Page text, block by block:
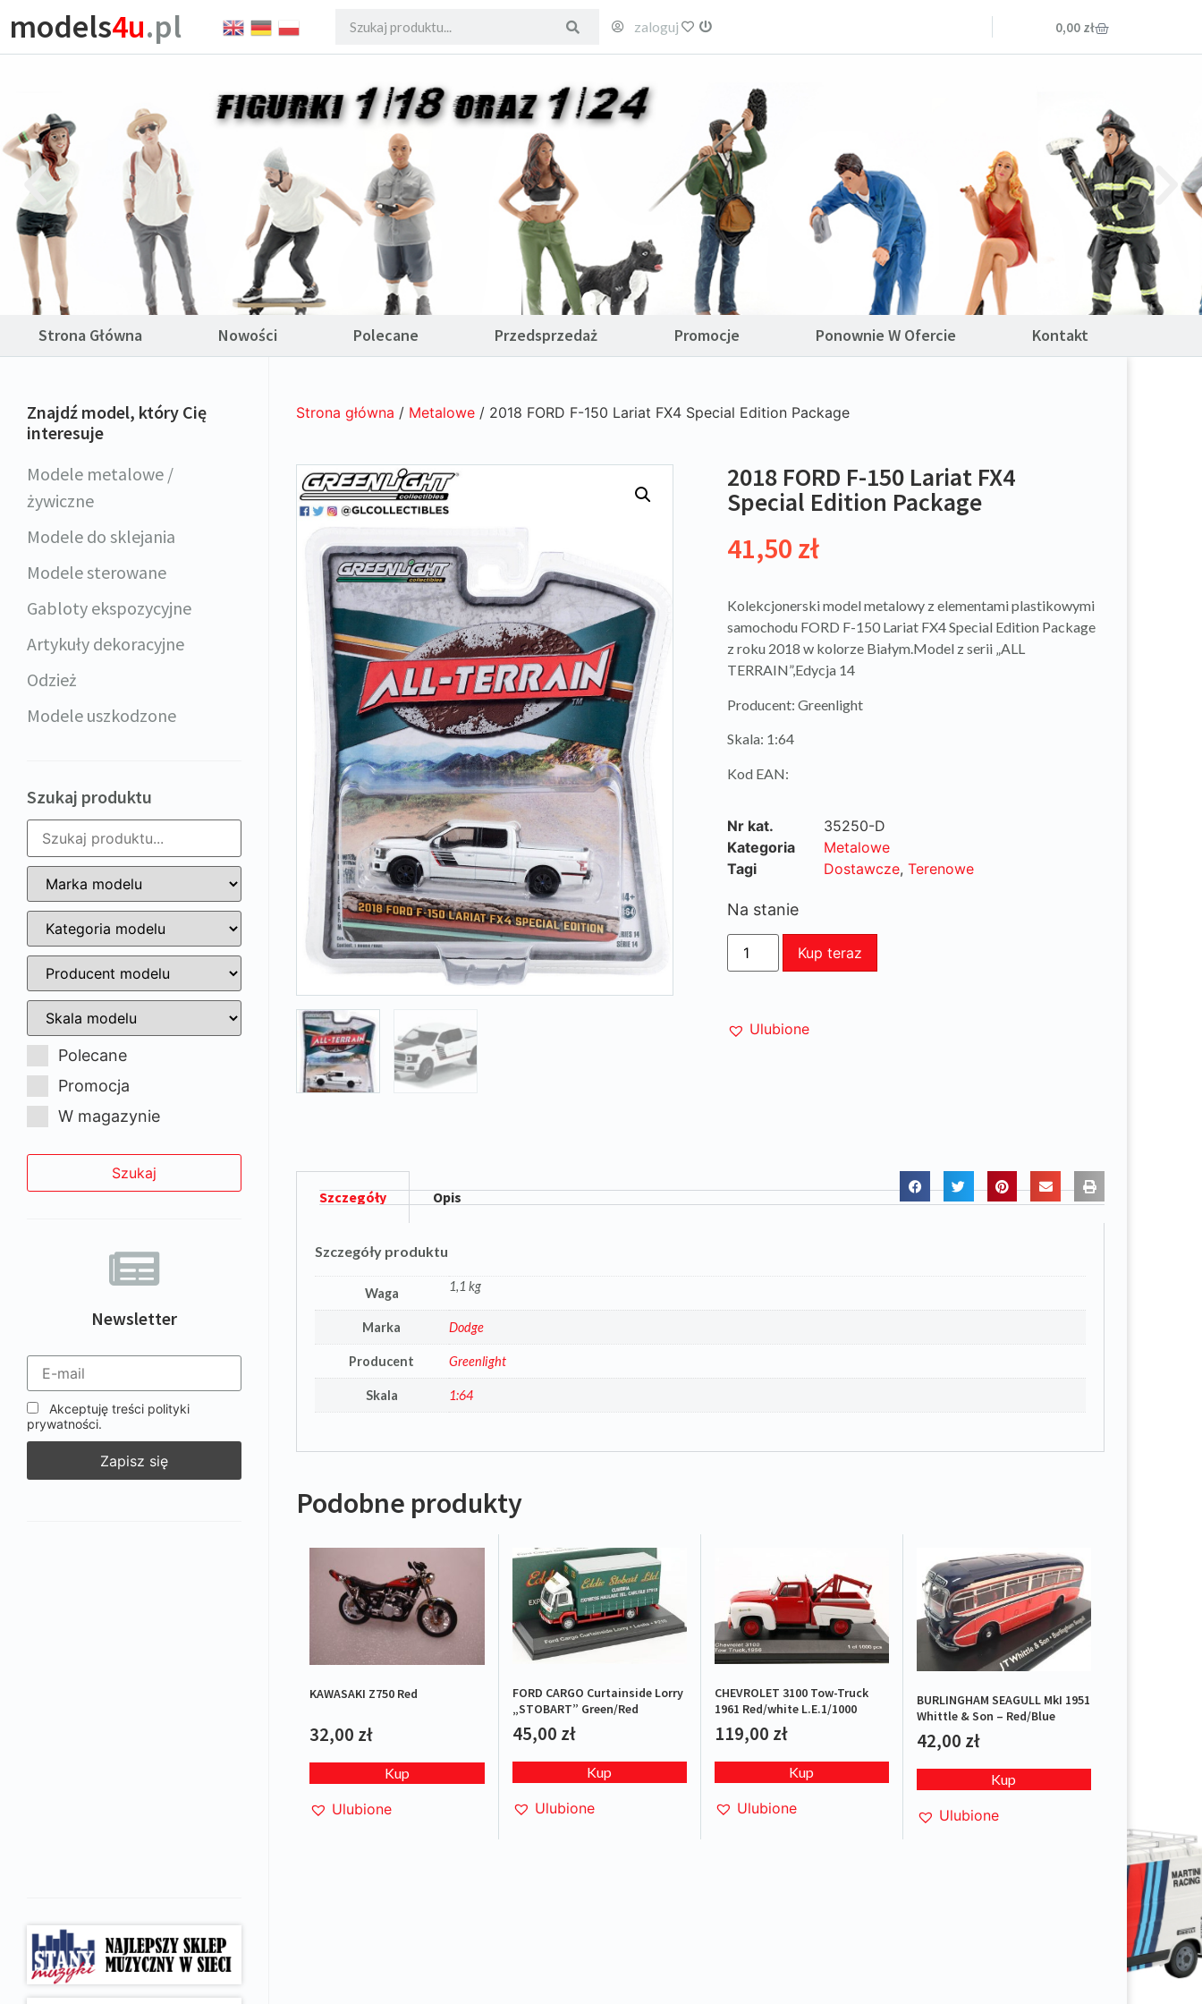
models4u.pl zaloguj ulubione 0,00 zł
Strona Główna Nowości Polecane Przedsprzedaż Promocje Ponownie W Ofercie Kontakt
Znajdź model, który Cię
interesuje
Modele metalowe /
żywiczne
Modele do sklejania
Modele sterowane
Gabloty ekspozycyjne
Artykuły dekoracyjne
Odzież
Modele uszkodzone
Szukaj produktu
Polecane
Promocja
W magazynie
Newsletter
Akceptuję treści polityki
prywatności.
Strona główna / Metalowe/ 2018 FORD F-150 Lariat FX4 Special Edition Package
2018 FORD F-150 Lariat FX4
Special Edition Package
41,50 zł
Kolekcjonerski model metalowy z elementami plastikowymi
samochodu FORD F-150 Lariat FX4 Special Edition Package
z roku 2018 w kolorze Białym.Model z serii „ALL
TERRAIN”,Edycja 14
Producent: Greenlight
Skala: 1:64
Kod EAN:
Nr kat.
35250-D
Kategoria
Metalowe
Tagi
Dostawcze, Terenowe
Na stanie
Kup teraz
Ulubione
Szczegóły Opis
Szczegóły produktu
Waga 1,1 kg
Marka Dodge
Producent Greenlight
Skala 1:64
Podobne produkty
KAWASAKI Z750 Red
32,00 zł
Kup
Ulubione
FORD CARGO Curtainside Lorry
„STOBART” Green/Red
45,00 zł
Kup
Ulubione
CHEVROLET 3100 Tow-Truck
1961 Red/white L.E.1/1000
119,00 zł
Kup
Ulubione
BURLINGHAM SEAGULL MkI 1951
Whittle & Son – Red/Blue
42,00 zł
Kup
Ulubione